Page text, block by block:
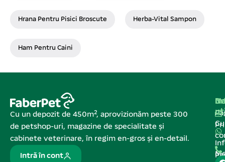
Hrana Pentru Pisici Broscute Herba-Vital Sampon
Ham Pentru Caini
Cu un depozit de 450m², aprovizionăm peste 300
de petshop-uri, magazine de specialitate și
cabinete veterinare, în regim en-gros și en-detail.
Intră în cont